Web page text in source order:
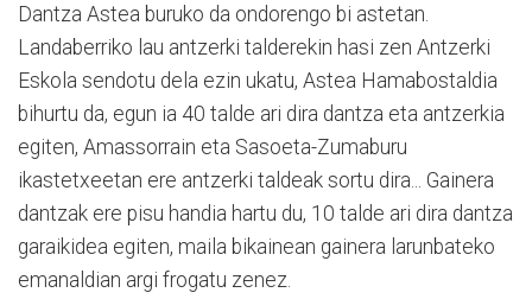
Dantza Astea buruko da ondorengo bi astetan.
Landaberriko lau antzerki talderekin hasi zen Antzerki
Eskola sendotu dela ezin ukatu, Astea Hamabostaldia
bihurtu da, egun ia 40 talde ari dira dantza eta antzerkia
egiten, Amassorrain eta Sasoeta-Zumaburu
ikastetxeetan ere antzerki taldeak sortu dira... Gainera
dantzak ere pisu handia hartu du, 10 talde ari dira dantza
garaikidea egiten, maila bikainean gainera larunbateko
emanaldian argi frogatu zenez.